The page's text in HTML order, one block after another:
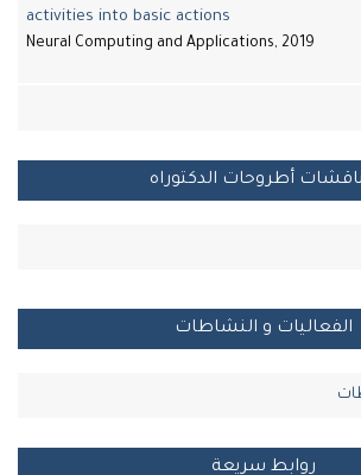
activities into basic actions
Neural Computing and Applications, 2019
أطروحات الدكتوراه
و النشاطات
روابط سريعة